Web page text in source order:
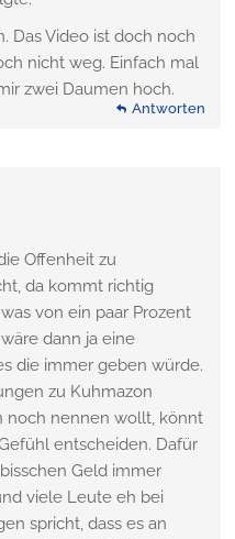
Das Video ist doch noch
nicht weg. Einfach mal
zwei Daumen hoch.
Antworten
Offenheit zu
da kommt richtig
von ein paar Prozent
dann ja eine
die immer geben würde.
zu Kuhmazon
noch nennen wollt, könnt
entscheiden. Dafür
Geld immer
viele Leute eh bei
spricht, dass es an